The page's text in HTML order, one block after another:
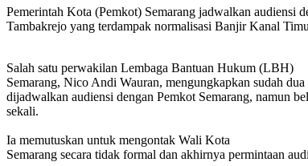
Pemerintah Kota (Pemkot) Semarang jadwalkan audiensi
Tambakrejo yang terdampak normalisasi Banjir Kanal
Salah satu perwakilan Lembaga Bantuan Hukum (LBH)
Semarang, Nico Andi Wauran, mengungkapkan sudah
dijadwalkan audiensi dengan Pemkot Semarang, namun
sekali.
Ia memutuskan untuk mengontak Wali Kota
Semarang secara tidak formal dan akhirnya permintaan